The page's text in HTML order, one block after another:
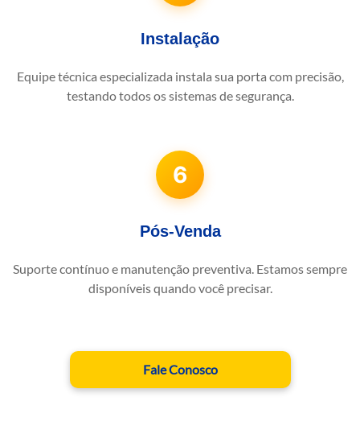
Instalação
Equipe técnica especializada instala sua porta com precisão,
testando todos os sistemas de segurança.
6
Pós-Venda
Suporte contínuo e manutenção preventiva. Estamos sempre
disponíveis quando você precisar.
Fale Conosco